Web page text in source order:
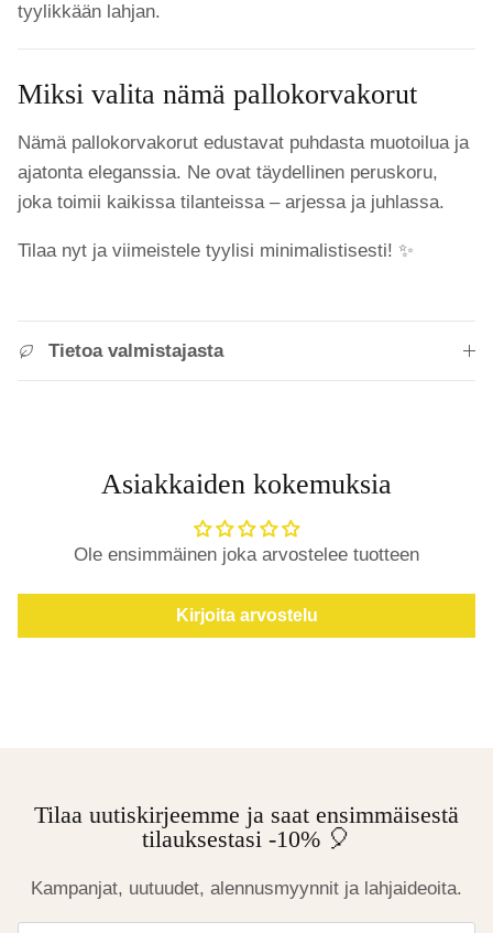
tyylikkään lahjan.
Miksi valita nämä pallokorvakorut
Nämä pallokorvakorut edustavat puhdasta muotoilua ja
ajatonta eleganssia. Ne ovat täydellinen peruskoru,
joka toimii kaikissa tilanteissa – arjessa ja juhlassa.
Tilaa nyt ja viimeistele tyylisi minimalistisesti! ✨
Tietoa valmistajasta
Asiakkaiden kokemuksia
Ole ensimmäinen joka arvostelee tuotteen
Kirjoita arvostelu
Tilaa uutiskirjeemme ja saat ensimmäisestä
tilauksestasi -10% 🎈
Kampanjat, uutuudet, alennusmyynnit ja lahjaideoita.